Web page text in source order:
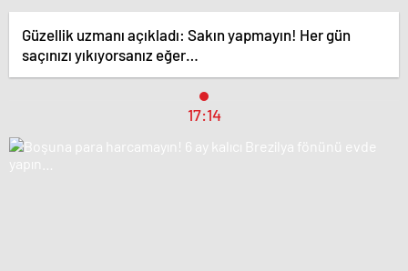
Güzellik uzmanı açıkladı: Sakın yapmayın! Her gün
saçınızı yıkıyorsanız eğer…
17:14